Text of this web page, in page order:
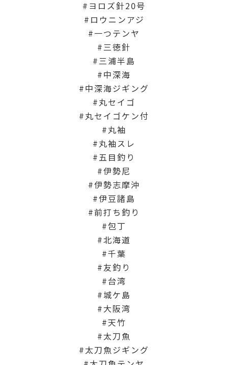
ヨロズ針20号
ロウニンアジ
一つテンヤ
三徳針
三浦半島
中深海
中深海ジギング
丸セイゴ
丸セイゴケン付
丸袖
丸袖スレ
五目釣り
伊勢尼
伊勢志摩沖
伊豆諸島
前打ち釣り
包丁
北海道
千葉
友釣り
台湾
城ケ島
大阪湾
天竹
太刀魚
太刀魚ジギング